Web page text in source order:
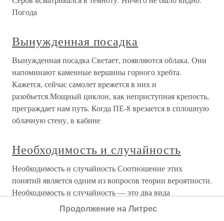
Погода
Вынужденная посадка
Вынужденная посадка Светает, появляются облака. Они
напоминают каменные вершины горного хребта.
Кажется, сейчас самолет врежется в них и
разобьется.Мощный циклон, как неприступная крепость,
преграждает нам путь. Когда ПЕ-8 врезается в сплошную
облачную стену, в кабине
Необходимость и случайность
Необходимость и случайность Соотношение этих
понятий является одним из вопросов теории вероятности.
Необходимость и случайность — это два вида
объективных связей материального мира. Необходимость
есть то, что должно обязательно произойти в данных
Продолжение на Литрес